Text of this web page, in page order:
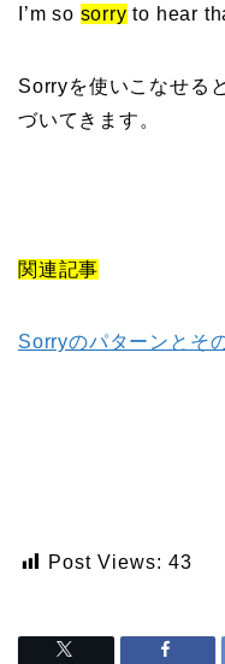
I’m so sorry to hear
Sorryを使いこなせる
づいてきます。
関連記事
Sorryのパターンとそ
Post Views: 43